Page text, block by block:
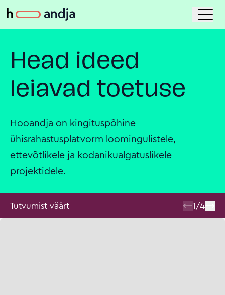
Head ideed
leiavad toetuse
Hooandja on kingituspõhine
ühisrahastusplatvorm loomingulistele,
ettevõtlikele ja kodanikualgatuslikele
projektidele.
Tutvumist väärt 1/4